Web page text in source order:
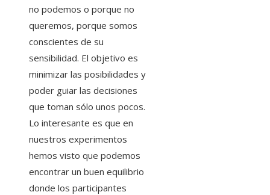
no podemos o porque no
queremos, porque somos
conscientes de su
sensibilidad. El objetivo es
minimizar las posibilidades y
poder guiar las decisiones
que toman sólo unos pocos.
Lo interesante es que en
nuestros experimentos
hemos visto que podemos
encontrar un buen equilibrio
donde los participantes